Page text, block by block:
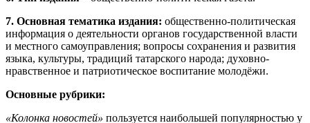
7. Основная тематика издания: общественно-политическая
информация о деятельности органов государственной власти
и местного самоуправления; вопросы сохранения и развития
языка, культуры, традиций татарского народа; духовно-
нравственное и патриотическое воспитание молодёжи.
Основные рубрики:
«Колонка новостей» пользуется наибольшей популярностью у